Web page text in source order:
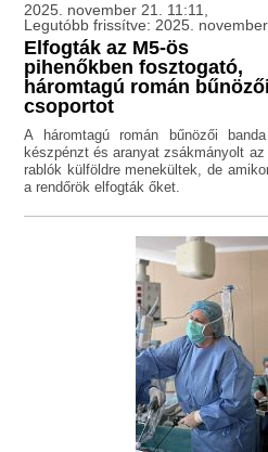
2025. november 21. 11:11,
Legutóbb frissítve: 2025.
Elfogták az M5-ös
pihenőkben fosztogató,
háromtagú román bűnözői
csoportot
A háromtagú román bűnözői
készpénzt és aranyat zsákmányolt
rablók külföldre menekültek, de
a rendőrök elfogták őket.